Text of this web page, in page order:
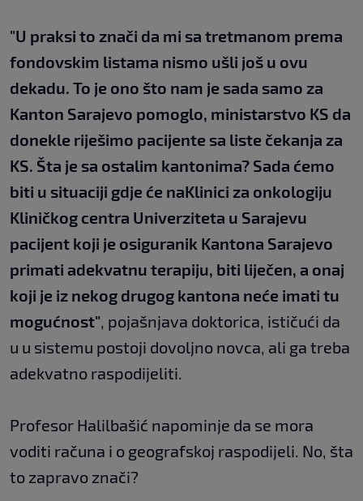
"U praksi to znači da mi sa tretmanom prema
fondovskim listama nismo ušli još u ovu
dekadu. To je ono što nam je sada samo za
Kanton Sarajevo pomoglo, ministarstvo KS da
donekle riješimo pacijente sa liste čekanja za
KS. Šta je sa ostalim kantonima? Sada ćemo
biti u situaciji gdje će naKlinici za onkologiju
Kliničkog centra Univerziteta u Sarajevu
pacijent koji je osiguranik Kantona Sarajevo
primati adekvatnu terapiju, biti liječen, a onaj
koji je iz nekog drugog kantona neće imati tu
mogućnost" , pojašnjava doktorica, ističući da
u u sistemu postoji dovoljno novca, ali ga treba
adekvatno raspodijeliti.
Profesor Halilbašić napominje da se mora
voditi računa i o geografskoj raspodijeli. No, šta
to zapravo znači?